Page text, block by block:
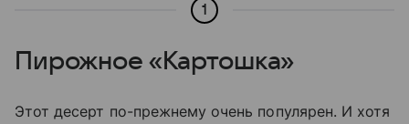
1
Пирожное «Картошка»
Этот десерт по-прежнему очень популярен. И хотя